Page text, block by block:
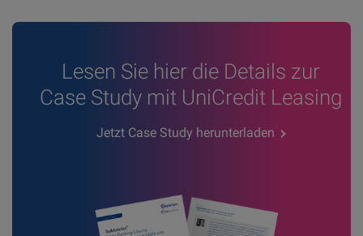
Lesen Sie hier die Details zur
Case Study mit UniCredit Leasing
Jetzt Case Study herunterladen